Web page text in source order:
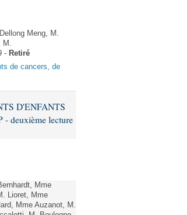
Meng, M.
M.
- Retiré
de cancers, de
D'ENFANTS
deuxième lecture
Mme
Lioret, Mme
Mme Auzanot, M.